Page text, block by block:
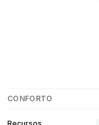
CONFORTO